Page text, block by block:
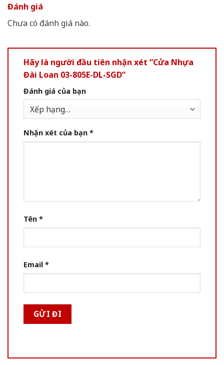
Đánh giá
Chưa có đánh giá nào.
Hãy là người đầu tiên nhận xét “Cửa Nhựa
Đài Loan 03-805E-DL-SGD”
Đánh giá của bạn
Nhận xét của bạn *
Tên *
Email *